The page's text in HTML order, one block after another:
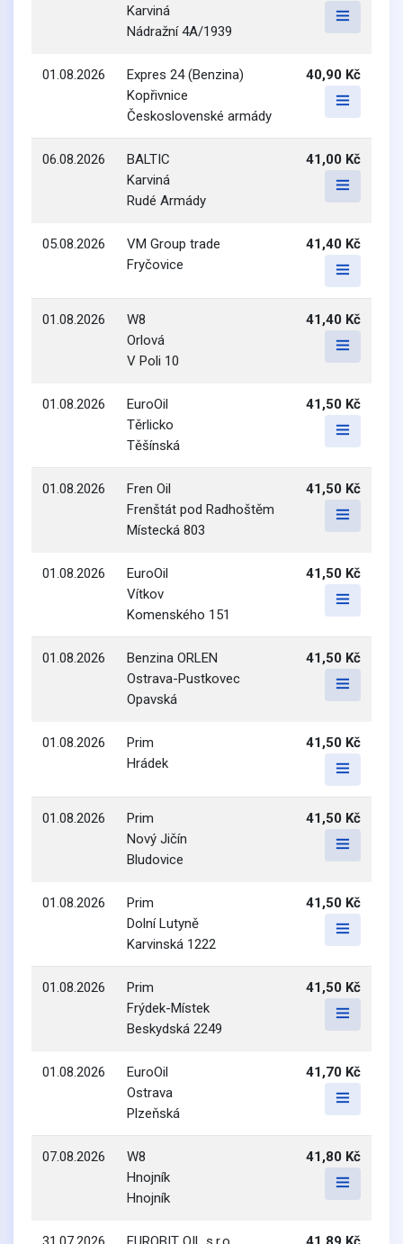
Karviná
Nádražní 4A/1939
01.08.2026
Expres 24 (Benzina)
Kopřivnice
Československé armády
40,90 Kč
06.08.2026
BALTIC
Karviná
Rudé Armády
41,00 Kč
05.08.2026
VM Group trade
Fryčovice
41,40 Kč
01.08.2026
W8
Orlová
V Poli 10
41,40 Kč
01.08.2026
EuroOil
Těrlicko
Těšínská
41,50 Kč
01.08.2026
Fren Oil
Frenštát pod Radhoštěm
Místecká 803
41,50 Kč
01.08.2026
EuroOil
Vítkov
Komenského 151
41,50 Kč
01.08.2026
Benzina ORLEN
Ostrava-Pustkovec
Opavská
41,50 Kč
01.08.2026
Prim
Hrádek
41,50 Kč
01.08.2026
Prim
Nový Jičín
Bludovice
41,50 Kč
01.08.2026
Prim
Dolní Lutyně
Karvinská 1222
41,50 Kč
01.08.2026
Prim
Frýdek-Místek
Beskydská 2249
41,50 Kč
01.08.2026
EuroOil
Ostrava
Plzeňská
41,70 Kč
07.08.2026
W8
Hnojník
Hnojník
41,80 Kč